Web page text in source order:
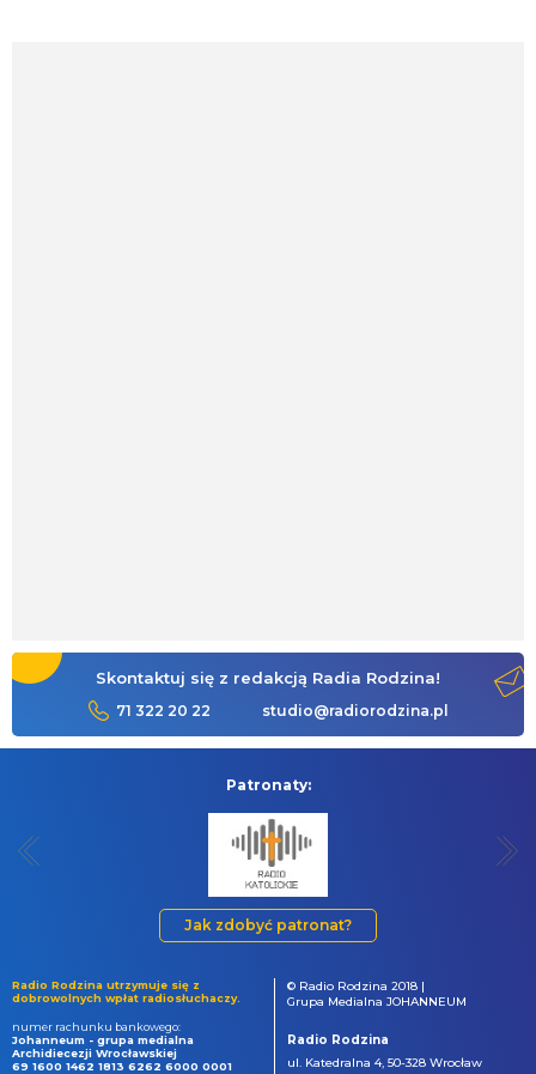
Skontaktuj się z redakcją Radia Rodzina!
71 322 20 22 studio@radiorodzina.pl
Patronaty:
Jak zdobyć patronat?
Radio Rodzina utrzymuje się z
dobrowolnych wpłat radiosłuchaczy.
numer rachunku bankowego:
Johanneum - grupa medialna
Archidiecezji Wrocławskiej
69 1600 1462 1813 6262 6000 0001
© Radio Rodzina 2018 |
Grupa Medialna JOHANNEUM
Radio Rodzina
ul. Katedralna 4, 50-328 Wrocław